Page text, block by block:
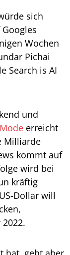
sich
Wochen
Pichai
Search is AI
und
erreicht
Milliarde
kommt auf
wird bei
kräftig
Dollar will